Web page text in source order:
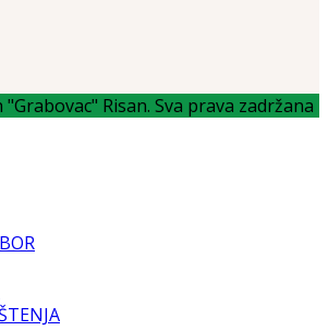
Risan. Sva prava zadržana